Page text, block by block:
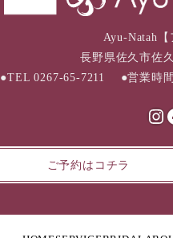
Ayu-Natah【
長野県佐久市佐
●TEL 0267-65-7211 ●営業時
Instagram
ご予約はコチラ